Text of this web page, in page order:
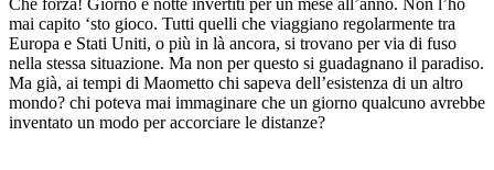
mai capito ‘sto gioco. Tutti quelli che viaggiano regolarmente tra
Europa e Stati Uniti, o più in là ancora, si trovano per via di fuso
nella stessa situazione. Ma non per questo si guadagnano il paradiso.
Ma già, ai tempi di Maometto chi sapeva dell’esistenza di un altro
mondo? chi poteva mai immaginare che un giorno qualcuno avrebbe
inventato un modo per accorciare le distanze?